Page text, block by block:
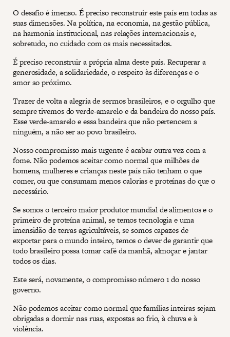
O desafio é imenso. É preciso reconstruir este país em todas as
suas dimensões. Na política, na economia, na gestão pública,
na harmonia institucional, nas relações internacionais e,
sobretudo, no cuidado com os mais necessitados.
É preciso reconstruir a própria alma deste país. Recuperar a
generosidade, a solidariedade, o respeito às diferenças e o
amor ao próximo.
Trazer de volta a alegria de sermos brasileiros, e o orgulho que
sempre tivemos do verde-amarelo e da bandeira do nosso país.
Esse verde-amarelo e essa bandeira que não pertencem a
ninguém, a não ser ao povo brasileiro.
Nosso compromisso mais urgente é acabar outra vez com a
fome. Não podemos aceitar como normal que milhões de
homens, mulheres e crianças neste país não tenham o que
comer, ou que consumam menos calorias e proteínas do que o
necessário.
Se somos o terceiro maior produtor mundial de alimentos e o
primeiro de proteína animal, se temos tecnologia e uma
imensidão de terras agricultáveis, se somos capazes de
exportar para o mundo inteiro, temos o dever de garantir que
todo brasileiro possa tomar café da manhã, almoçar e jantar
todos os dias.
Este será, novamente, o compromisso número 1 do nosso
governo.
Não podemos aceitar como normal que famílias inteiras sejam
obrigadas a dormir nas ruas, expostas ao frio, à chuva e à
violência.